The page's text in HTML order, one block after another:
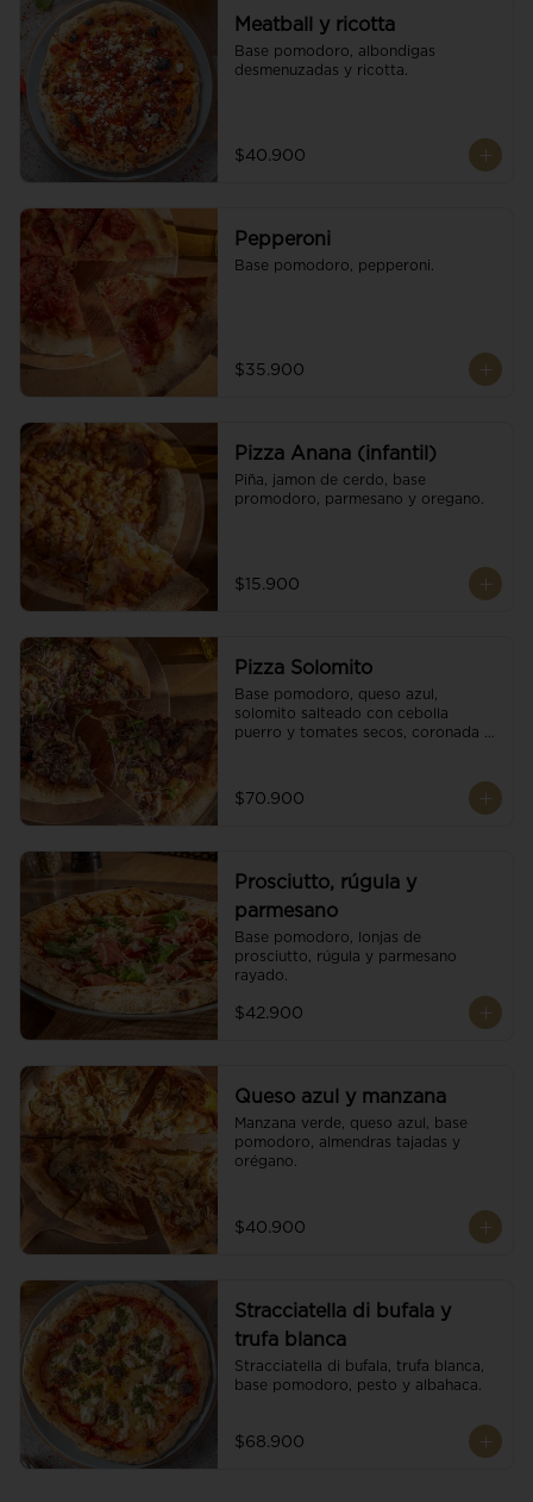
Meatball y ricotta
Base pomodoro, albondigas
desmenuzadas y ricotta.
$40.900
Pepperoni
Base pomodoro, pepperoni.
$35.900
Pizza Anana (infantil)
Piña, jamon de cerdo, base
promodoro, parmesano y oregano.
$15.900
Pizza Solomito
Base pomodoro, queso azul,
solomito salteado con cebolla
puerro y tomates secos, coronada
$70.900
Prosciutto, rúgula y
parmesano
Base pomodoro, lonjas de
prosciutto, rúgula y parmesano
rayado.
$42.900
Queso azul y manzana
Manzana verde, queso azul, base
pomodoro, almendras tajadas y
orégano.
$40.900
Stracciatella di bufala y
trufa blanca
Stracciatella di bufala, trufa blanca,
base pomodoro, pesto y albahaca.
$68.900